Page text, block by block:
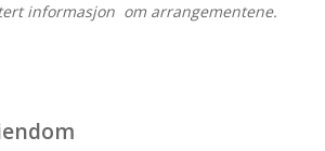
informasjon om arrangementene.